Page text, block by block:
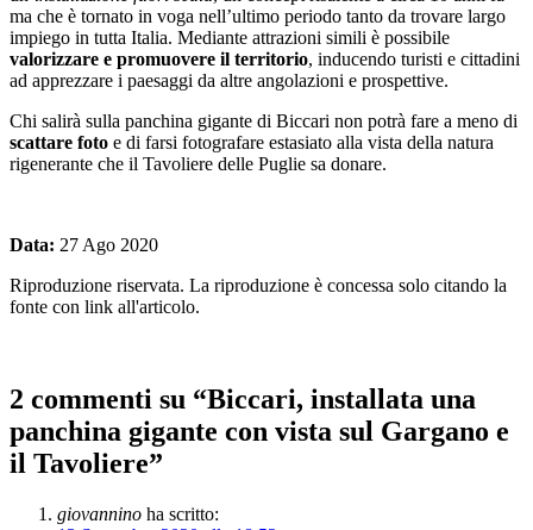
ma che è tornato in voga nell’ultimo periodo tanto da trovare largo
impiego in tutta Italia. Mediante attrazioni simili è possibile
valorizzare e promuovere il territorio, inducendo turisti e cittadini
ad apprezzare i paesaggi da altre angolazioni e prospettive.
Chi salirà sulla panchina gigante di Biccari non potrà fare a meno di
scattare foto e di farsi fotografare estasiato alla vista della natura
rigenerante che il Tavoliere delle Puglie sa donare.
Data: 27 Ago 2020
Riproduzione riservata. La riproduzione è concessa solo citando la
fonte con link all'articolo.
2 commenti su “Biccari, installata una
panchina gigante con vista sul Gargano e
il Tavoliere”
giovannino ha scritto: